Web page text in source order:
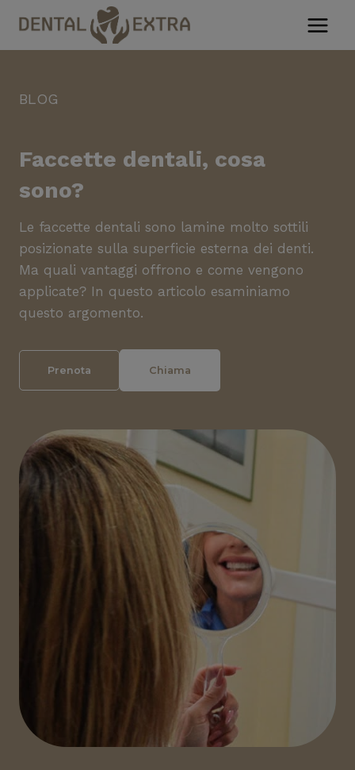
contenuto
BLOG
Faccette dentali, cosa
sono?
Le faccette dentali sono lamine molto sottili
posizionate sulla superficie esterna dei denti.
Ma quali vantaggi offrono e come vengono
applicate? In questo articolo esaminiamo
questo argomento.
Prenota Chiama